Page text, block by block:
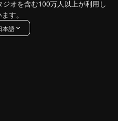
オを含む100万人以上が利用し
す。
本語